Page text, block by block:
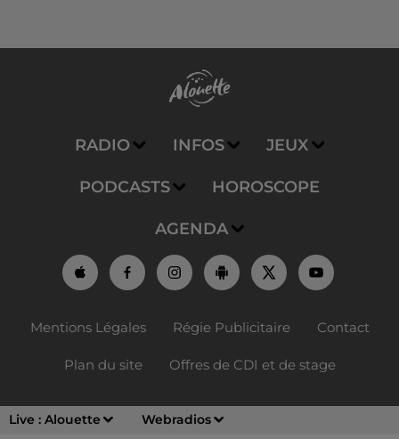
Live : Alouette Webradios
RADIO INFOS JEUX
PODCASTS HOROSCOPE
AGENDA
Mentions Légales Régie Publicitaire Contact
Plan du site Offres de CDI et de stage